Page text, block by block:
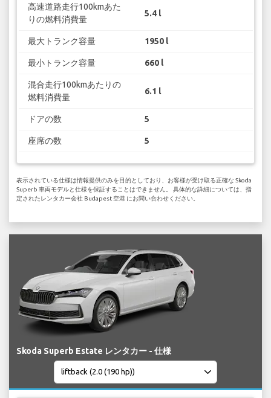
高速道路走行100kmあた
りの燃料消費量
5.4 l
最大トランク容量 1950 l
最小トランク容量 660 l
混合走行100kmあたりの
燃料消費量
6.1 l
ドアの数 5
座席の数 5
表示されている仕様は情報提供のみを目的としており、お客様が受け取る正確な Skoda
Superb 車両モデルと仕様を保証することはできません。 具体的な詳細については、指
定されたレンタカー会社 Budapest 空港 にお問い合わせください。
Skoda Superb Estate レンタカー - 仕様